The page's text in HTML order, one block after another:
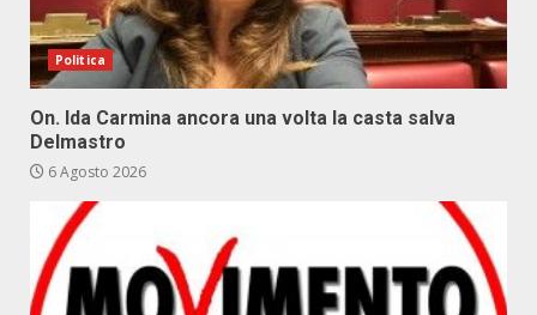
Politica
On. Ida Carmina ancora una volta la casta salva
Delmastro
6 Agosto 2026